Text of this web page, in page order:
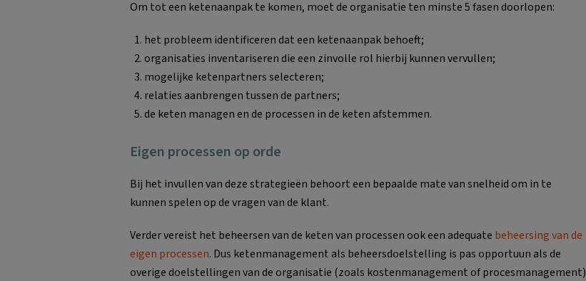
Om tot een ketenaanpak te komen, moet de organisatie ten minste 5 fasen doorlopen:
het probleem identificeren dat een ketenaanpak behoeft;
organisaties inventariseren die een zinvolle rol hierbij kunnen vervullen;
mogelijke ketenpartners selecteren;
relaties aanbrengen tussen de partners;
de keten managen en de processen in de keten afstemmen.
Eigen processen op orde
Bij het invullen van deze strategieën behoort een bepaalde mate van snelheid om in te
kunnen spelen op de vragen van de klant.
Verder vereist het beheersen van de keten van processen ook een adequate beheersing van de
eigen processen. Dus ketenmanagement als beheersdoelstelling is pas opportuun als de
overige doelstellingen van de organisatie (zoals kostenmanagement of procesmanagement)